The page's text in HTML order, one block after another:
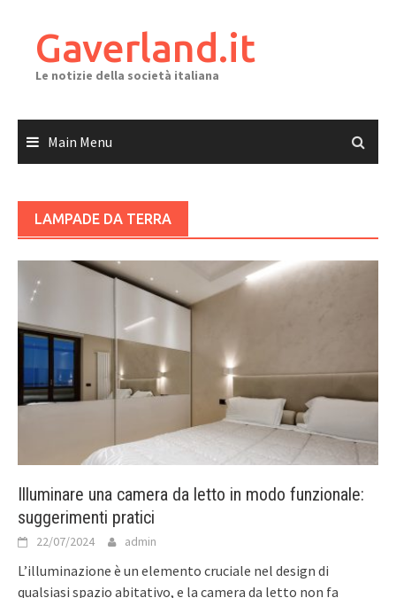
contentGaverland.it
Le notizie della società italiana
Main Menu
LAMPADE DA TERRA
Illuminare una camera da letto in modo funzionale:
suggerimenti pratici
22/07/2024 admin
L’illuminazione è un elemento cruciale nel design di
qualsiasi spazio abitativo, e la camera da letto non fa